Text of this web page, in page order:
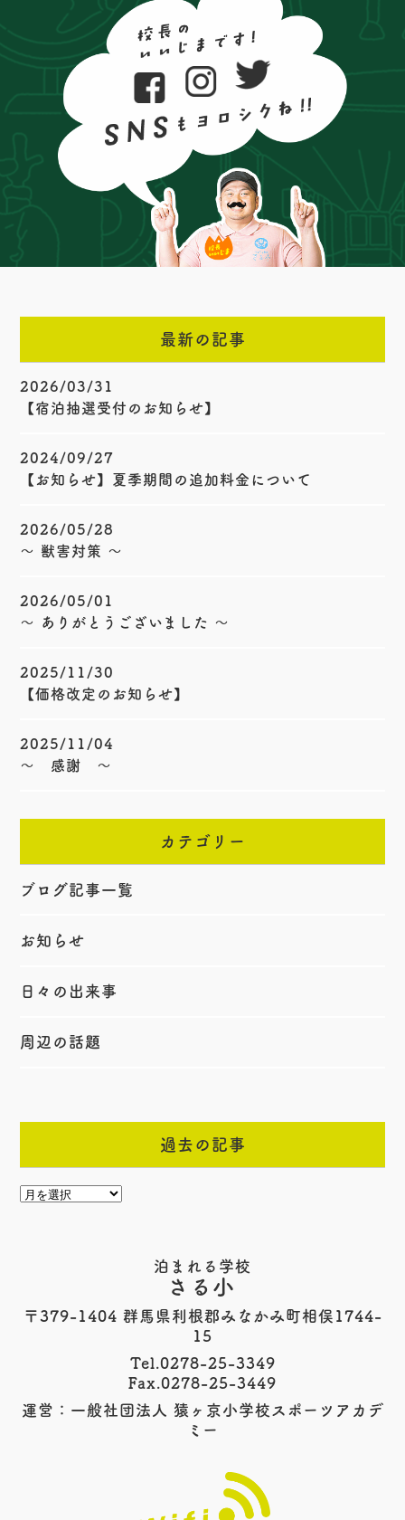
最新の記事
2026/03/31
【宿泊抽選受付のお知らせ】
2024/09/27
【お知らせ】夏季期間の追加料金について
2026/05/28
〜 獣害対策 〜
2026/05/01
〜 ありがとうございました 〜
2025/11/30
【価格改定のお知らせ】
2025/11/04
〜 感謝 〜
カテゴリー
ブログ記事一覧
お知らせ
日々の出来事
周辺の話題
過去の記事
泊まれる学校
さる小
〒379-1404 群馬県利根郡みなかみ町相俣1744-
15
Tel.0278-25-3349
Fax.0278-25-3449
運営：一般社団法人 猿ヶ京小学校スポーツアカデ
ミー